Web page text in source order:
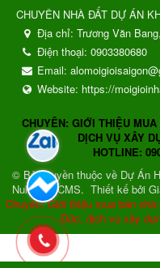
CHUYÊN NHÀ ĐẤT DỰ ÁN
Địa chỉ: Trương Văn
Điện thoại: 0903380680
Email:
Website: https://
CHUYÊN: GIỚI THIỆU
DỊCH VỤ XÂY
HOTLINE:
© Bản quyền thuộc về Dự Án
NukeViet CMS. Thiết kế bởi
Chuyên: Giới thiệu mua bán
Đức, dịch vụ xây